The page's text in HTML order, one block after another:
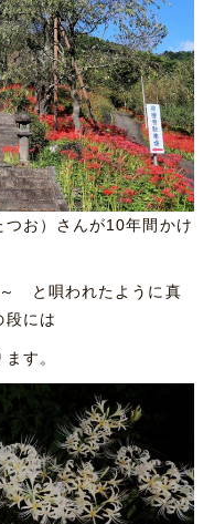
お）さんが10年間かけ
と唄われたように真
段には
す。